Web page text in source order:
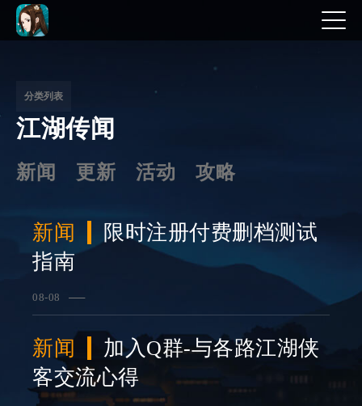
分类列表
江湖传闻
新闻 更新 活动 攻略
新闻
限时注册付费删档测试
指南
08-08
查看详情
新闻
加入Q群-与各路江湖侠
客交流心得
文
分
页